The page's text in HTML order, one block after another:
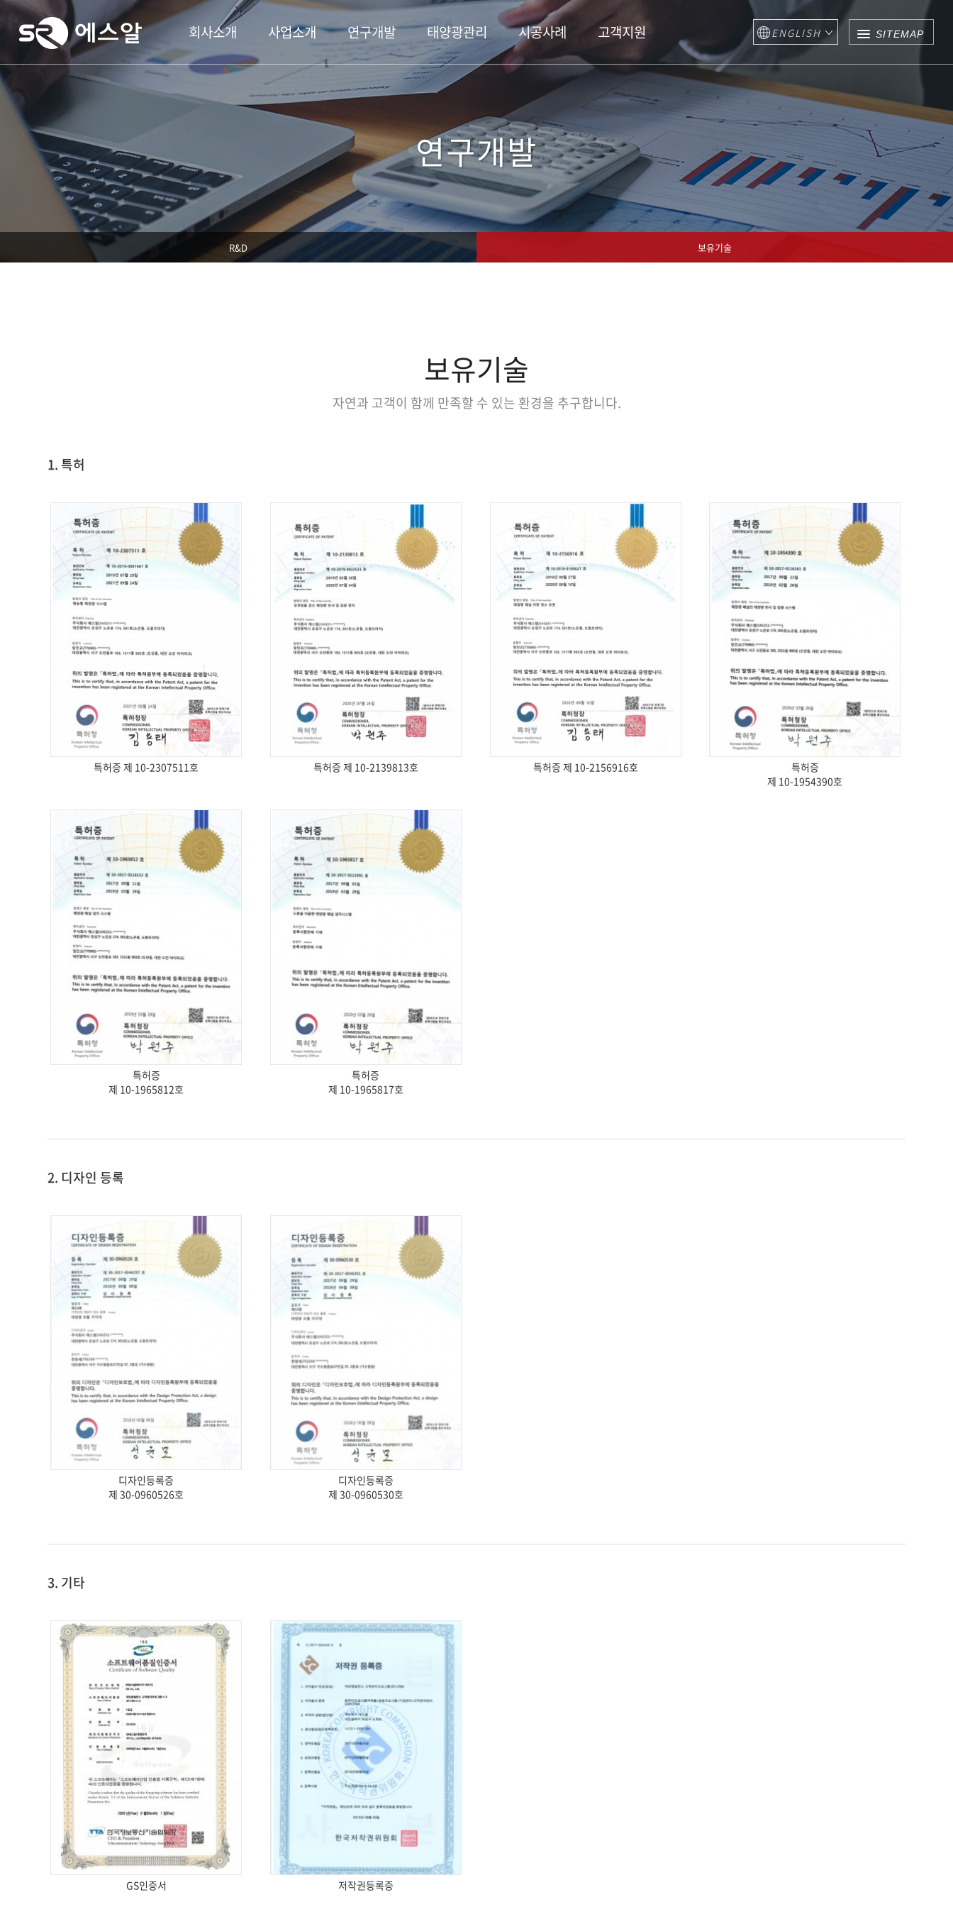
회사소개 사업소개 연구개발 태양광관리 시공사례 고객지원 ENGLISH SITEMAP
연구개발
R&D 보유기술
보유기술
자연과 고객이 함께 만족할 수 있는 환경을 추구합니다.
1. 특허
특허증 제 10-2307511호 특허증 제 10-2139813호 특허증 제 10-2156916호
특허증
제 10-1954390호
특허증
제 10-1965812호
특허증
제 10-1965817호
2. 디자인 등록
디자인등록증
제 30-0960526호
디자인등록증
제 30-0960530호
3. 기타
GS인증서 저작권등록증